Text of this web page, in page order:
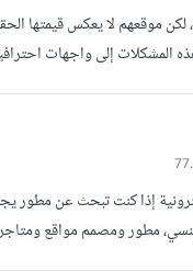
موقعهم لا يعكس قيمتها
المشكلات إلى واجهات
إذا كنت تبحث عن مطور يجمع
مطور ومصمم مواقع